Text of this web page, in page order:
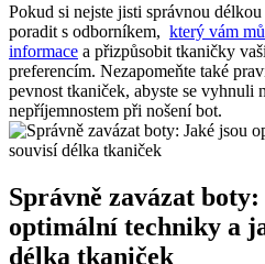
Pokud si nejste jisti ⁢správnou
poradit s odborníkem, ⁢ který vám
informace a přizpůsobit tkaničky
preferencím. Nezapomeňte také
pevnost tkaniček, abyste se vyhnuli
nepříjemnostem při nošení bot.
Správně zavázat
optimální techniky a
délka tkaniček